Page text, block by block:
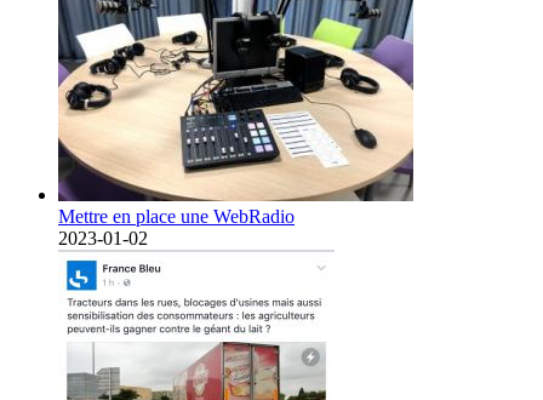
Mettre en place une WebRadio
2023-01-02